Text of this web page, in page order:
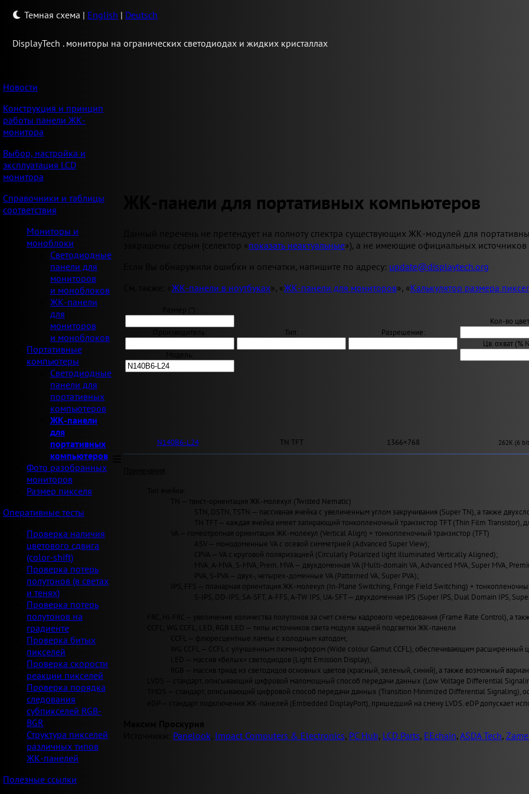
Темная схема | English | Deutsch
DisplayTech . мониторы на огранических светодиодах и жидких кристаллах
Новости
Конструкция и принцип
работы панели ЖК-
монитора
Выбор, настройка и
эксплуатация LCD
монитора
Справочники и таблицы
соответствия
Мониторы и
моноблоки
Светодиодные
панели для
мониторов
и моноблоков
ЖК-панели
для
мониторов
и моноблоков
Портативные
компьютеры
Светодиодные
панели для
портативных
компьютеров
ЖК-панели
для
портативных
компьютеров
Фото разобранных
мониторов
Размер пикселя
Оперативные тесты
Проверка наличия
цветового сдвига
(color-shift)
Проверка потерь
полутонов (в светах
и тенях)
Проверка потерь
полутонов на
градиенте
Проверка битых
пикселей
Проверка скорости
реакции пикселей
Проверка порядка
следования
субпикселей RGB-
BGR
Структура пикселей
различных типов
ЖК-панелей
Полезные ссылки
ЖК-панели для портативных компьютеров
Данный перечень не претендует на полноту спектра существующих ЖК-модулей для
закрашены серым (селектор «показать неактуальные»), а не имеющие официальных
Если Вы обнаружили ошибки и опечатки, напишите по адресу: update@displaytech.org
ЖК-панели в ноутбуках», «ЖК-панели для мониторов», «Калькулятор размера
Производитель: Тип: Разрешение:
Кол-во
Цв. охват (%
N140B6-L24 TN TFT 1366×768 262K (6
TN — твист-ориентация ЖК-молекул (Twisted Nematic)
STN, DSTN, TSTN — пассивная ячейка с увеличенным углом закручивания (Super TN), а также
TN TFT — каждая ячейка имеет запирающий тонкопленочный транзистор TFT (Thin Film
VA — гомеотропная ориентация ЖК-молекул (Vertical Align) + тонкопленочный транзистор (TFT)
ASV — монодоменные VA с осевой симметрией (Advanced Super View);
CPVA — VA с круговой поляризацией (Circularly Polarized light illuminated Vertically Aligned);
MVA, A-MVA, S-MVA, Prem. MVA — двухдоменная VA (Multi-domain VA, Advanced MVA, Super MVA,
PVA, S-PVA — двух-, четырех-доменные VA (Patterned VA, Super PVA);
IPS, FFS — планарная ориентация ЖК-молекул (In-Plane Switching, Fringe Field Switching) +
S-IPS, DD-IPS, SA-SFT, A-FFS, A-TW IPS, UA-SFT — двухдоменная IPS (Super IPS, Dual Domain IPS,
FRC, Hi-FRC — увеличение количества полутонов за счет схемы кадрового чередования (Frame Rate Control), а
CCFL, WG CCFL, LED, RGB LED — типы источников света модуля задней подсветки ЖК-панели
CCFL — флюресцентные лампы с холодным катодом;
WG CCFL — CCFL с улучшенным люминофором (Wide сolour Gamut CCFL), обеспечивающим расширенный
LED — массив «белых» светодиодов (Light Emission Display);
RGB — массив триад из светодидов основных цветов (красный, зеленый, синий), а также возможный
LVDS — стандарт, описывающий цифровой маломощный способ передачи данных (Low Voltage Differential
TMDS — стандарт, описывающий цифровой способ передачи данных (Transition Minimized Differential Signaling),
eDP — стандарт подключения ЖК-панелей (Embedded DisplayPort), пришедший на смену LVDS. eDP допускает
Максим Проскурня
Panelook, Impact Computers & Electronics, PC Hub, LCD Parts, EEchain,ASDA Tech,